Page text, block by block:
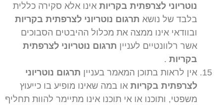
נוטריוני לצרפתית בקריות אינו אלא סקירה כללית
בלבד של נושא תרגום נוטריוני לצרפתית בקריות
ובוודאי אינו ממצה את מכלול ההיבטים הסבוכים
אשר רלוונטיים לעניין תרגום נוטריוני לצרפתית
בקריות .
אין לראות בתוכן המאמר בעניין תרגום נוטריוני
לצרפתית בקריות או במה שאינו מופיע בו כייעוץ
משפטי, ותוכנו או אי תוכנו אינו מתיימר להוות תחליף